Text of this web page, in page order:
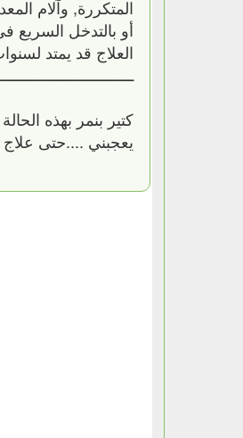
المتكررة‏,‏ وآلام
أو بالتدخل
العلاج قد يمتد
كتير بنمر بهذه
يعجبني ....حتى علاج